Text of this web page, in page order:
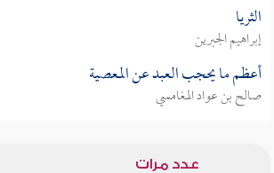
الثريا
إبراهيم الجبرين
أعظم ما يحجب العبد عن المعصية
صالح بن عواد المغامسي
عدد مرات